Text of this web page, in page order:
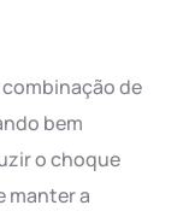
de
bem
o choque
manter a